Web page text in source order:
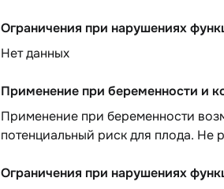
Ограничения при нарушениях
Нет данных
Применение при беременности и
Применение при беременности
потенциальный риск для плода. Не
Ограничения при нарушениях